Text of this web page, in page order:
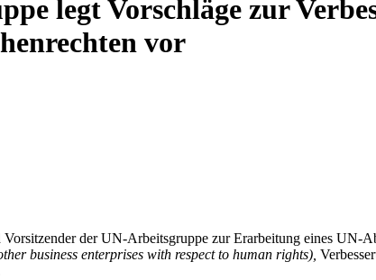
legt Vorschläge zur
vor
der UN-Arbeitsgruppe zur Erarbeitung eines UN-
business enterprises with respect to human rights),